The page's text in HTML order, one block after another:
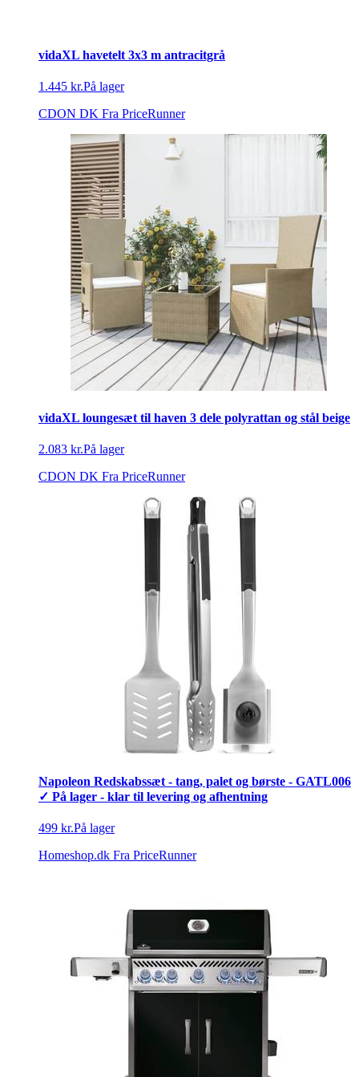
vidaXL havetelt 3x3 m antracitgrå
1.445 kr.På lager
CDON DK Fra PriceRunner
vidaXL loungesæt til haven 3 dele polyrattan og stål beige
2.083 kr.På lager
CDON DK Fra PriceRunner
Napoleon Redskabssæt - tang, palet og børste - GATL006
✓ På lager - klar til levering og afhentning
499 kr.På lager
Homeshop.dk Fra PriceRunner